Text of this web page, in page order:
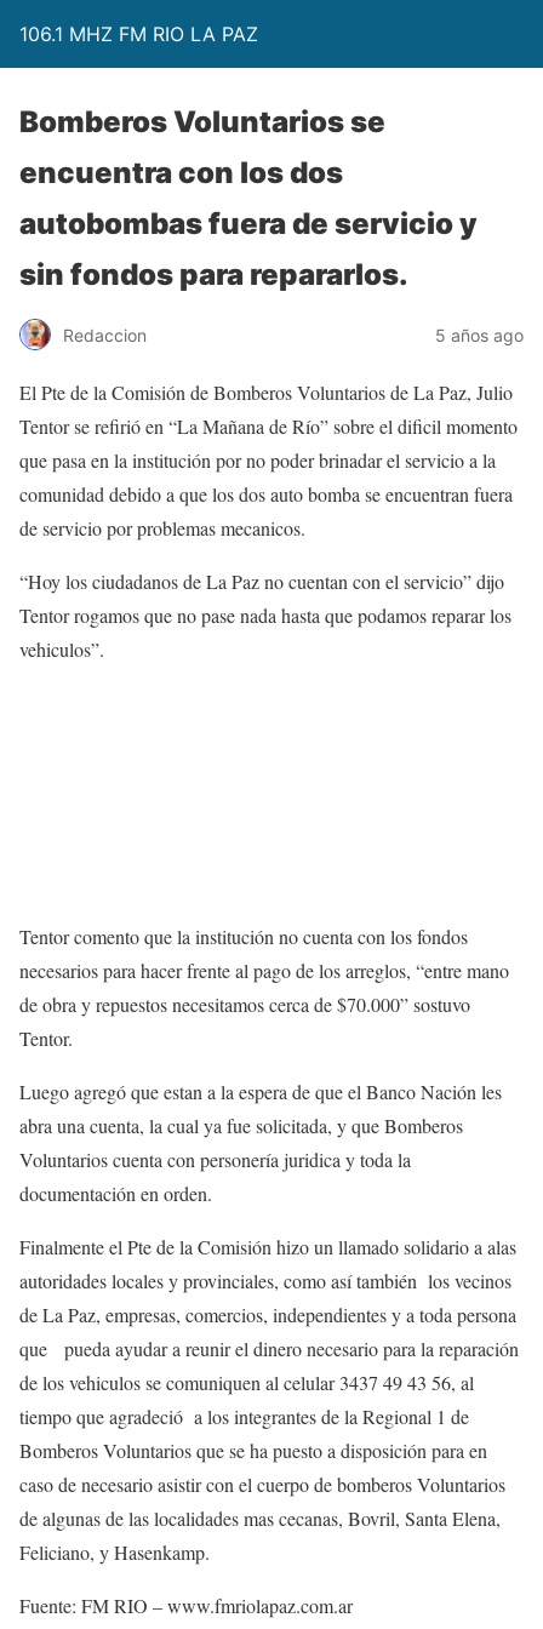
106.1 MHZ FM RIO LA PAZ
Bomberos Voluntarios se
encuentra con los dos
autobombas fuera de servicio y
sin fondos para repararlos.
Redaccion 5 años ago
El Pte de la Comisión de Bomberos Voluntarios de La Paz, Julio
Tentor se refirió en “La Mañana de Río” sobre el dificil momento
que pasa en la institución por no poder brinadar el servicio a la
comunidad debido a que los dos auto bomba se encuentran fuera
de servicio por problemas mecanicos.
“Hoy los ciudadanos de La Paz no cuentan con el servicio” dijo
Tentor rogamos que no pase nada hasta que podamos reparar los
vehiculos”.
Tentor comento que la institución no cuenta con los fondos
necesarios para hacer frente al pago de los arreglos, “entre mano
de obra y repuestos necesitamos cerca de $70.000” sostuvo
Tentor.
Luego agregó que estan a la espera de que el Banco Nación les
abra una cuenta, la cual ya fue solicitada, y que Bomberos
Voluntarios cuenta con personería juridica y toda la
documentación en orden.
Finalmente el Pte de la Comisión hizo un llamado solidario a alas
autoridades locales y provinciales, como así también los vecinos
de La Paz, empresas, comercios, independientes y a toda persona
que pueda ayudar a reunir el dinero necesario para la reparación
de los vehiculos se comuniquen al celular 3437 49 43 56, al
tiempo que agradeció a los integrantes de la Regional 1 de
Bomberos Voluntarios que se ha puesto a disposición para en
caso de necesario asistir con el cuerpo de bomberos Voluntarios
de algunas de las localidades mas cecanas, Bovril, Santa Elena,
Feliciano, y Hasenkamp.
Fuente: FM RIO – www.fmriolapaz.com.ar